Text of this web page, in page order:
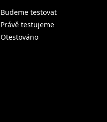
Budeme testovat
Právě testujeme
Otestováno